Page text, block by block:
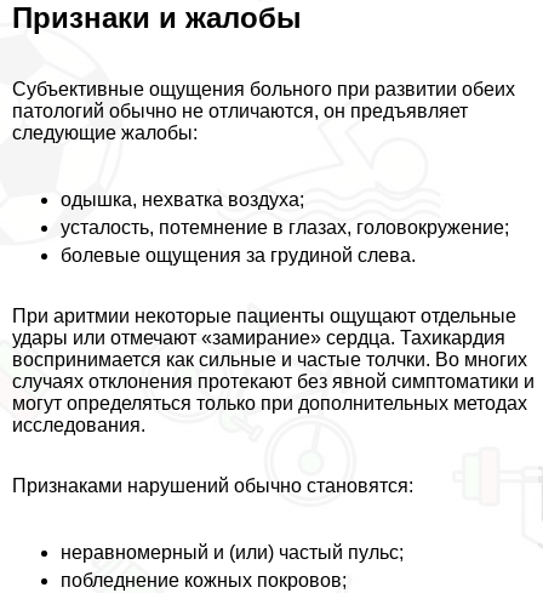
Признаки и жалобы
Субъективные ощущения больного при развитии обеих
патологий обычно не отличаются, он предъявляет
следующие жалобы:
одышка, нехватка воздуха;
усталость, потемнение в глазах, головокружение;
болевые ощущения за гpyдиной слева.
При аритмии некоторые пациенты ощущают отдельные
удары или отмечают «замирание» сердца. Тахикардия
воспринимается как сильные и частые толчки. Во многих
случаях отклонения протекают без явной симптоматики и
могут определяться только при дополнительных методах
исследования.
Признаками нарушений обычно становятся:
неравномерный и (или) частый пульс;
побледнение кожных покровов;